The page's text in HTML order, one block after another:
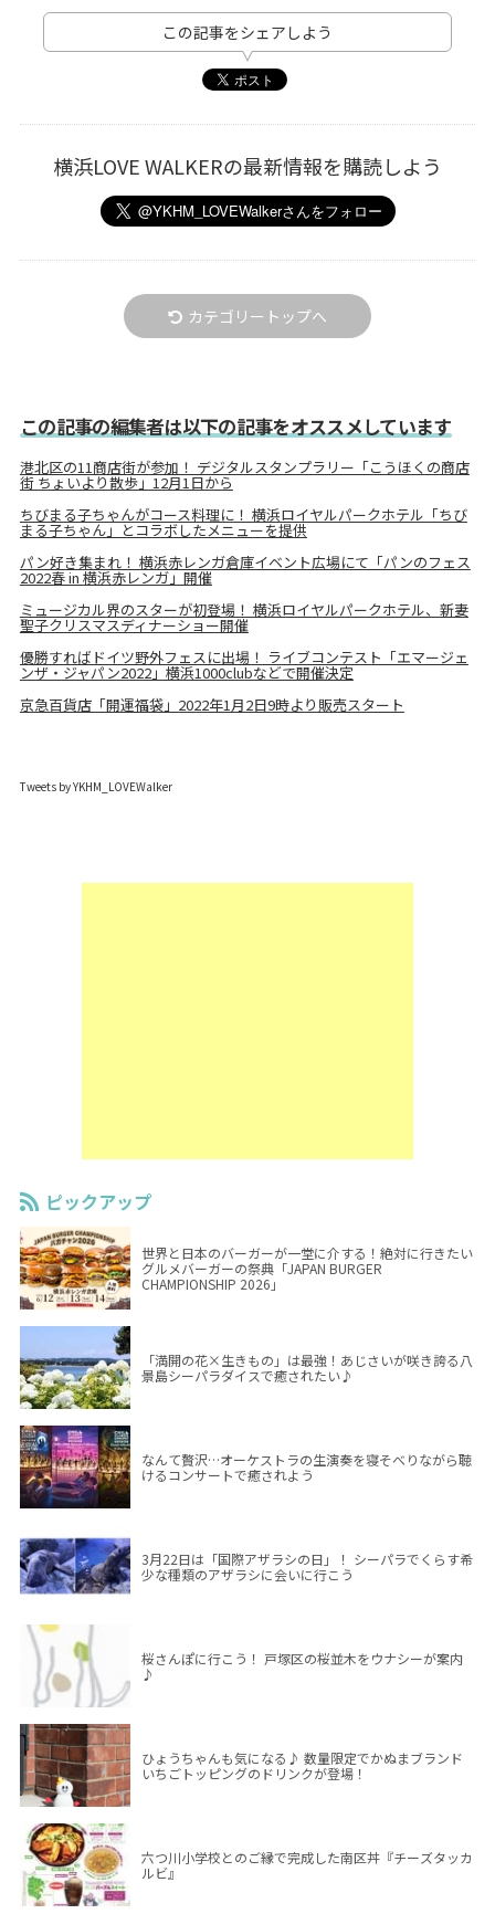
この記事をシェアしよう
横浜LOVE WALKERの最新情報を購読しよう
カテゴリートップへ
この記事の編集者は以下の記事をオススメしています
港北区の11商店街が参加！ デジタルスタンプラリー「こうほくの商店
街 ちょいより散歩」12月1日から
ちびまる子ちゃんがコース料理に！ 横浜ロイヤルパークホテル「ちび
まる子ちゃん」とコラボしたメニューを提供
パン好き集まれ！ 横浜赤レンガ倉庫イベント広場にて「パンのフェス
2022春 in 横浜赤レンガ」開催
ミュージカル界のスターが初登場！ 横浜ロイヤルパークホテル、新妻
聖子クリスマスディナーショー開催
優勝すればドイツ野外フェスに出場！ ライブコンテスト「エマージェ
ンザ・ジャパン2022」横浜1000clubなどで開催決定
京急百貨店「開運福袋」2022年1月2日9時より販売スタート
Tweets by YKHM_LOVEWalker
ピックアップ
世界と日本のバーガーが一堂に介する！絶対に行きたい
グルメバーガーの祭典「JAPAN BURGER
CHAMPIONSHIP 2026」
「満開の花×生きもの」は最強！あじさいが咲き誇る八
景島シーパラダイスで癒されたい♪
なんて贅沢…オーケストラの生演奏を寝そべりながら聴
けるコンサートで癒されよう
3月22日は「国際アザラシの日」！ シーパラでくらす希
少な種類のアザラシに会いに行こう
桜さんぽに行こう！ 戸塚区の桜並木をウナシーが案内
♪
ひょうちゃんも気になる♪ 数量限定でかぬまブランド
いちごトッピングのドリンクが登場！
六つ川小学校とのご縁で完成した南区丼『チーズタッカ
ルビ』